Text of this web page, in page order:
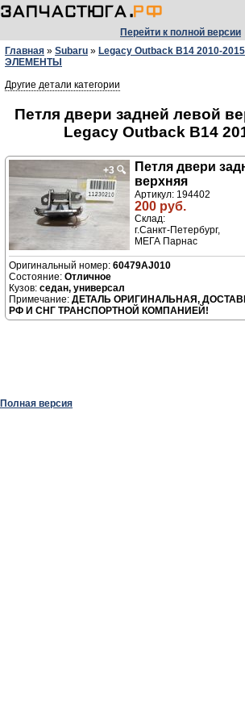
Перейти к полной версии
Главная » Subaru » Legacy Outback B14 2010-2015
ЭЛЕМЕНТЫ
Другие детали категории
Петля двери задней левой
Legacy Outback B14
+3 🔍
Петля двери
верхняя
Артикул: 194402
200 руб.
Склад:
г.Санкт-Петербург,
МЕГА Парнас
60479AJ010
Отличное
седан, универсал
ДЕТАЛЬ ОРИГИНАЛЬНАЯ,
РФ И СНГ ТРАНСПОРТНОЙ КОМПАНИЕЙ!
Полная версия